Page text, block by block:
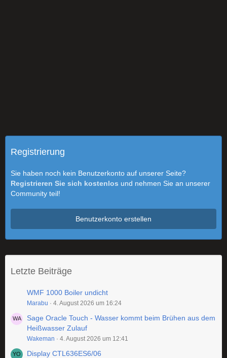
Registrierung
Sie haben noch kein Benutzerkonto auf unserer Seite?
Registrieren Sie sich kostenlos und nehmen Sie an unserer
Community teil!
Benutzerkonto erstellen
Letzte Beiträge
WMF 1000 Boiler undicht
Marabu 4. August 2026 um 16:24
Sage Oracle Touch - Wasser kommt beim Brühen aus dem
Heißwasser Zulauf
Wakeman 4. August 2026 um 12:41
Display CTL636ES6/06